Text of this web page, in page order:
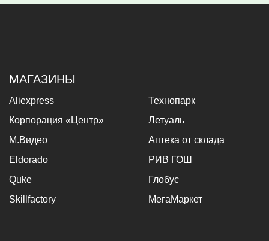
МАГАЗИНЫ
Aliexpress
Технопарк
Корпорация «Центр»
Летуаль
М.Видео
Аптека от склада
Eldorado
РИВ ГОШ
Quke
Глобус
Skillfactory
МегаМаркет